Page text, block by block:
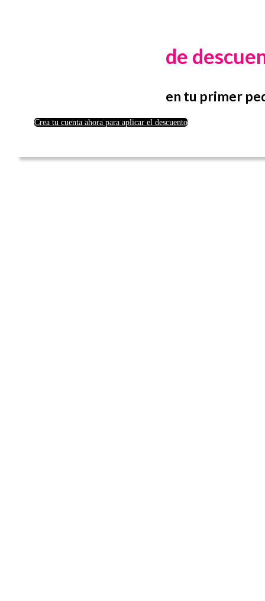
de
en tu primer
Crea tu cuenta ahora para aplicar el descuento